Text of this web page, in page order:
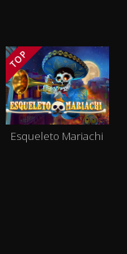
TOP
Esqueleto Mariachi